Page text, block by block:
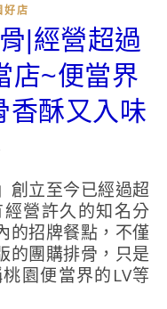
好店
|經營超過
店~便當界
香酥又入味
營許久的知名分
的招牌餐點，不僅
的團購排骨，只是
園便當界的LV等